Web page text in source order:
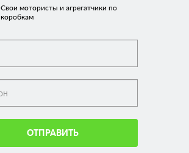
Свои мотористы и агрегатчики по
коробкам
ОТПРАВИТЬ